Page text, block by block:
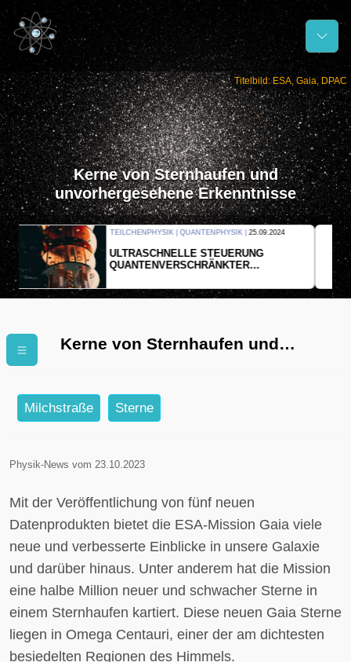
Titelbild: ESA, Gaia, DPAC
Kerne von Sternhaufen und
unvorhergesehene Erkenntnisse
THERMODYNAMIK | WELLENLEHRE |23.09.2024
FORSCHER ERZEUGEN
EINDIMENSIONALES GAS AUS LICHT
Kerne von Sternhaufen und
Milchstraße Sterne
Physik-News vom 23.10.2023
Mit der Veröffentlichung von fünf neuen
Datenprodukten bietet die ESA-Mission Gaia viele
neue und verbesserte Einblicke in unsere Galaxie
und darüber hinaus. Unter anderem hat die Mission
eine halbe Million neuer und schwacher Sterne in
einem Sternhaufen kartiert. Diese neuen Gaia Sterne
liegen in Omega Centauri, einer der am dichtesten
besiedelten Regionen des Himmels.